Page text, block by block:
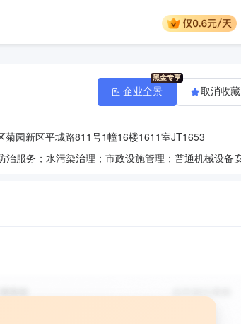
菊园新区平城路811号1幢16楼1611室JT1653
企业全景 取消收藏